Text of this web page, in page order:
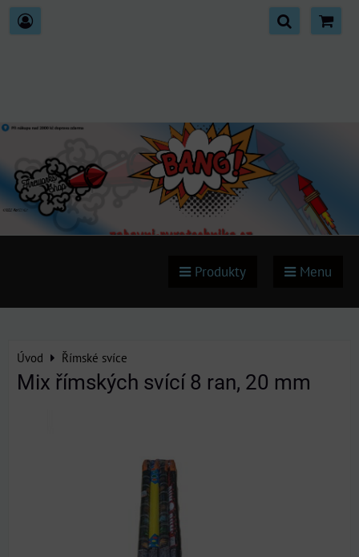
Produkty Menu
Úvod Římské svíce
Mix římských svící 8 ran, 20 mm